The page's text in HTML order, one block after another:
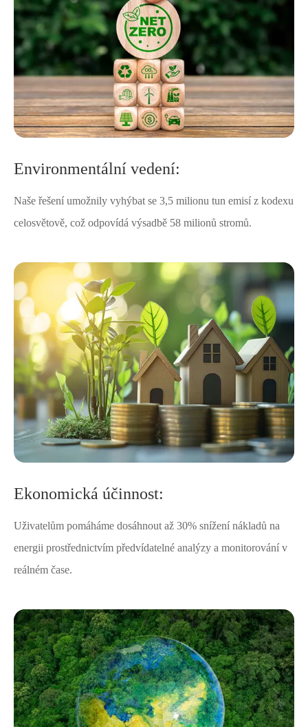
Environmentální vedení:
Naše řešení umožnily vyhýbat se 3,5 milionu tun emisí z kodexu
celosvětově, což odpovídá výsadbě 58 milionů stromů.
Ekonomická účinnost:
Uživatelům pomáháme dosáhnout až 30% snížení nákladů na
energii prostřednictvím předvídatelné analýzy a monitorování v
reálném čase.